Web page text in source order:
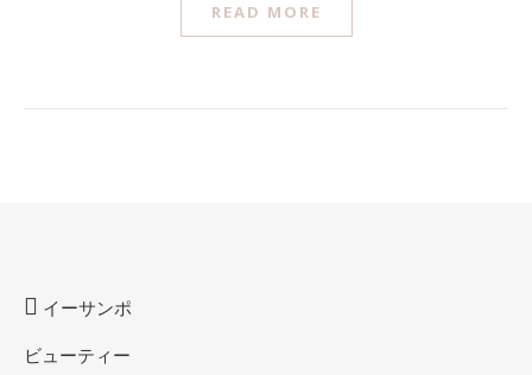
READ MORE
イーサンポ
ビューティー